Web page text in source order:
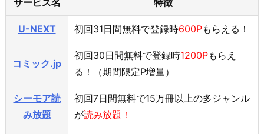
U-NEXT 初回31日間無料で登録時600Pもらえる！
コミック.jp
初回30日間無料で登録時1200Pもらえ
る！（期間限定P増量）
シーモア読
み放題
初回7日間無料で15万冊以上の多ジャンル
が読み放題！